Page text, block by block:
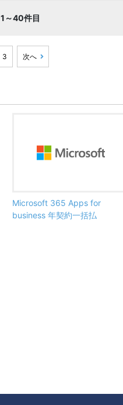
1～40件目
3 次へ
Microsoft 365 Apps for
business 年契約一括払